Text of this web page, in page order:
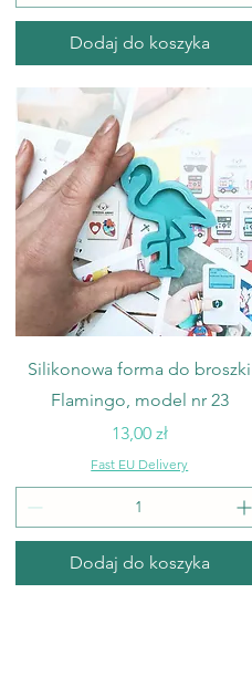
Dodaj do koszyka
Podgląd
Silikonowa forma do broszki
Flamingo, model nr 23
Cena
13,00 zł
Fast EU Delivery
Dodaj do koszyka